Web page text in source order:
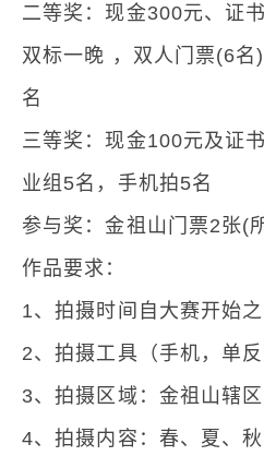
二等奖：现金300元、证
双标一晚 ，双人门票(6
名
三等奖：现金100元及证
业组5名，手机拍5名
参与奖：金祖山门票2张(
作品要求：
1、拍摄时间自大赛开始之
2、拍摄工具（手机，单反
3、拍摄区域：金祖山辖区
4、拍摄内容：春、夏、